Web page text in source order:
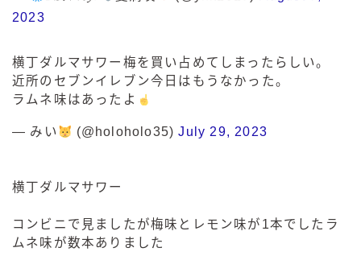
2023
横丁ダルマサワー梅を買い占めてしまったらしい。
近所のセブンイレブン今日はもうなかった。
ラムネ味はあったよ
— みい (@holoholo35)July 29, 2023
横丁ダルマサワー
コンビニで見ましたが梅味とレモン味が1本でしたラ
ムネ味が数本ありました